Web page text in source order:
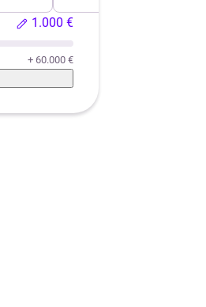
1.000 €
+ 60.000 €